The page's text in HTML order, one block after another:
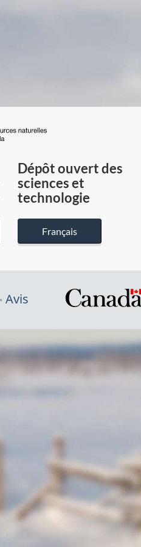
du
Canada
Dépôt ouvert des
sciences et
technologie
Français
Avis